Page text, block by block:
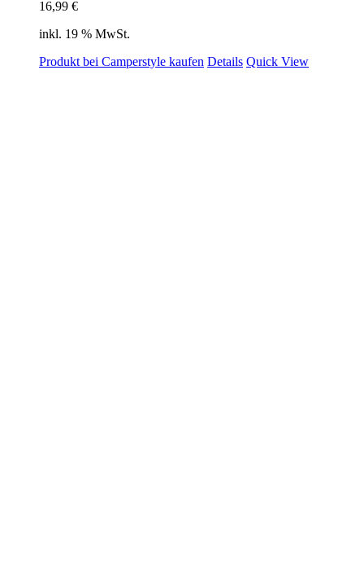
16,99 €
inkl. 19 % MwSt.
Produkt bei Camperstyle kaufen Details Quick View